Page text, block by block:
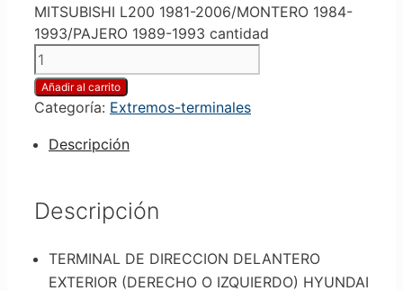
MITSUBISHI L200 1981-2006/MONTERO 1984-
1993/PAJERO 1989-1993 cantidad
Añadir al carrito
Categoría: Extremos-terminales
Descripción
Descripción
TERMINAL DE DIRECCION DELANTERO
EXTERIOR (DERECHO O IZQUIERDO) HYUNDAI